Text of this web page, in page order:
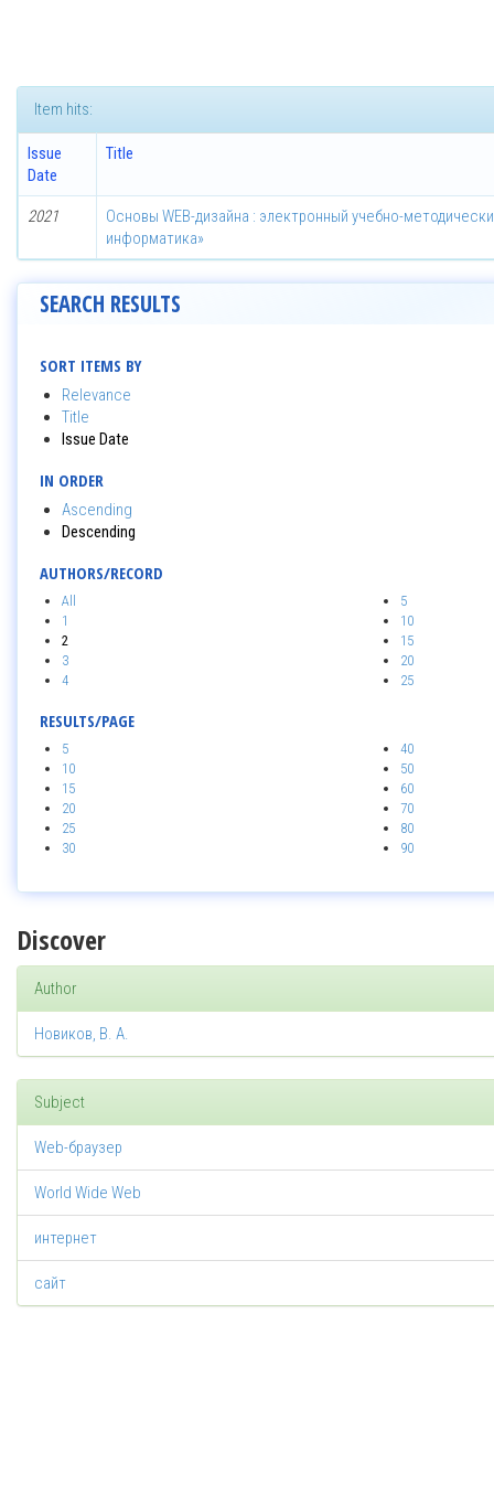
Item hits:
Issue
Date
Title
2021
Основы WEB-дизайна : электронный учебно-
информатика»
SEARCH RESULTS
SORT ITEMS BY
Relevance
Title
Issue Date
IN ORDER
Ascending
Descending
AUTHORS/RECORD
All
1
2
3
4
5
10
15
20
25
RESULTS/PAGE
5
10
15
20
25
30
40
50
60
70
80
90
Discover
Author
Новиков, В. А.
Subject
Web-браузер
World Wide Web
интернет
сайт